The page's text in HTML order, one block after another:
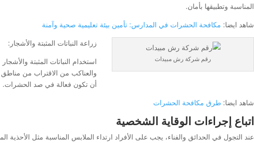
المناسبة وتطبيقها بأمان.
شاهد ايضا: مكافحة الحشرات في المدارس: تأمين بيئة تعليمية صحية وآمنة
رقم شركة رش مبيدات
زراعة النباتات المثبتة والأشجار:
استخدام النباتات المثبتة
والعناكب من الاقتراب من مناطق
أن تكون فعالة في صد الحشرات.
شاهد ايضا: طرق مكافحة الحشرات
اتباع إجراءات الوقاية الشخصية
عند التجول في الحدائق والفناء، يجب على الأفراد ارتداء الملابس المناسبة مثل الأحذية